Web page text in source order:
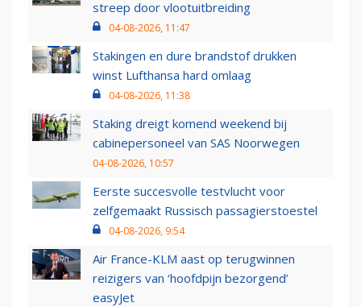
streep door vlootuitbreiding
04-08-2026, 11:47
Stakingen en dure brandstof drukken
winst Lufthansa hard omlaag
04-08-2026, 11:38
Staking dreigt komend weekend bij
cabinepersoneel van SAS Noorwegen
04-08-2026, 10:57
Eerste succesvolle testvlucht voor
zelfgemaakt Russisch passagierstoestel
04-08-2026, 9:54
Air France-KLM aast op terugwinnen
reizigers van ‘hoofdpijn bezorgend’
easyJet